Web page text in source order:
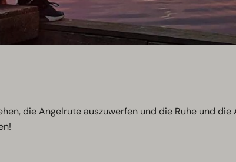
die Angelrute auszuwerfen und die Ruhe und